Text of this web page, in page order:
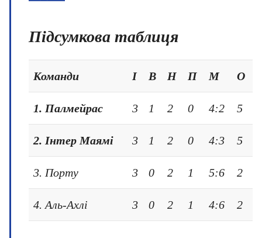
Підсумкова таблиця
Команди І В Н П М О
1. Палмейрас 3 1 2 0 4:2 5
2. Інтер Маямі 3 1 2 0 4:3 5
3. Порту 3 0 2 1 5:6 2
4. Аль-Ахлі 3 0 2 1 4:6 2